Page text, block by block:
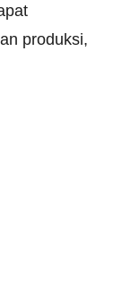
produksi,